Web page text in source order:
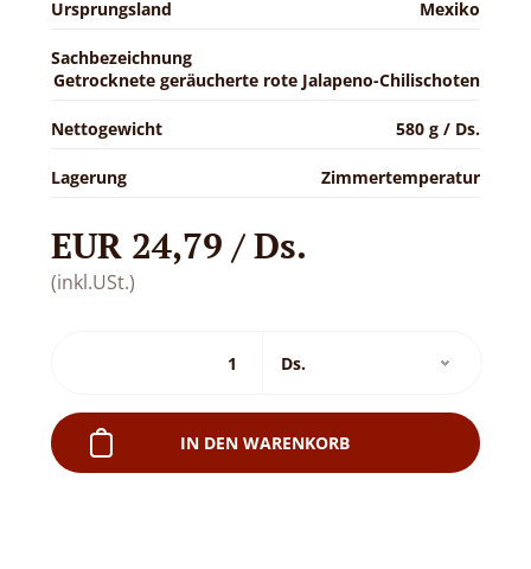
Ursprungsland Mexiko
Sachbezeichnung
Getrocknete geräucherte rote Jalapeno-Chilischoten
Nettogewicht 580 g / Ds.
Lagerung Zimmertemperatur
EUR 24,79 / Ds.
(inkl.USt.)
IN DEN WARENKORB